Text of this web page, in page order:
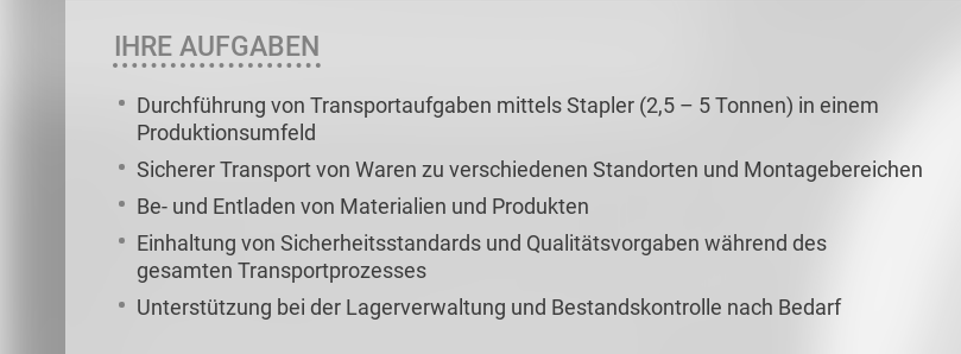
IHRE AUFGABEN
Durchführung von Transportaufgaben mittels Stapler (2,5 – 5 Tonnen) in einem
Produktionsumfeld
Sicherer Transport von Waren zu verschiedenen Standorten und Montagebereichen
Be- und Entladen von Materialien und Produkten
Einhaltung von Sicherheitsstandards und Qualitätsvorgaben während des
gesamten Transportprozesses
Unterstützung bei der Lagerverwaltung und Bestandskontrolle nach Bedarf